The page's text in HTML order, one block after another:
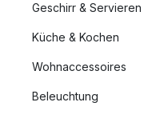
Geschirr & Servieren
Küche & Kochen
Wohnaccessoires
Beleuchtung